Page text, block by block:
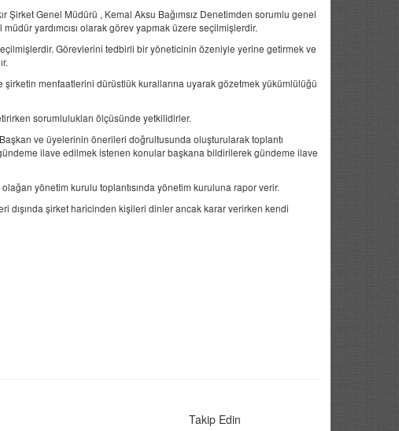
Şirket Genel Müdürü , Kemal Aksu Bağımsız Denetimden sorumlu genel
yardımcısı olarak görev yapmak üzere seçilmişlerdir.
Görevlerini tedbirli bir yöneticinin özeniyle yerine getirmek ve
menfaatlerini dürüstlük kurallarına uyarak gözetmek yükümlülüğü
sorumlulukları ölçüsünde yetkilidirler.
ve üyelerinin önerileri doğrultusunda oluşturularak toplantı
ilave edilmek istenen konular başkana bildirilerek gündeme ilave
yönetim kurulu toplantısında yönetim kuruluna rapor verir.
dışında şirket haricinden kişileri dinler ancak karar verirken kendi
Takip Edin